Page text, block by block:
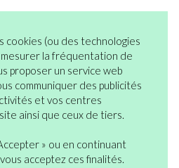
cookies (ou des technologies
mesurer la fréquentation de
proposer un service web
communiquer des publicités
et vos centres
ainsi que ceux de tiers.
» ou en continuant
acceptez ces finalités.
n’êtes pas encore en compte ?
0 articles
Mon Panier
SERVICES GENERAUX